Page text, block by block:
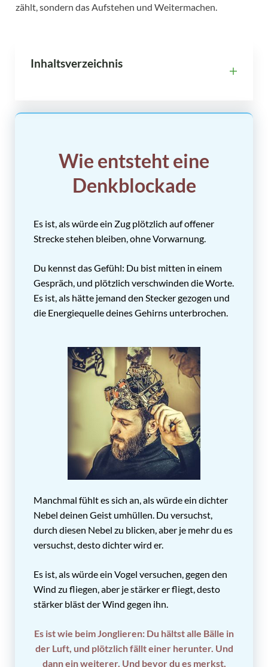
zählt, sondern das Aufstehen und Weitermachen.
Inhaltsverzeichnis
Wie entsteht eine
Denkblockade
Es ist, als würde ein Zug plötzlich auf offener
Strecke stehen bleiben, ohne Vorwarnung.
Du kennst das Gefühl: Du bist mitten in einem
Gespräch, und plötzlich verschwinden die Worte.
Es ist, als hätte jemand den Stecker gezogen und
die Energiequelle deines Gehirns unterbrochen.
Manchmal fühlt es sich an, als würde ein dichter
Nebel deinen Geist umhüllen. Du versuchst,
durch diesen Nebel zu blicken, aber je mehr du es
versuchst, desto dichter wird er.
Es ist, als würde ein Vogel versuchen, gegen den
Wind zu fliegen, aber je stärker er fliegt, desto
stärker bläst der Wind gegen ihn.
Es ist wie beim Jonglieren: Du hältst alle Bälle in
der Luft, und plötzlich fällt einer herunter. Und
dann ein weiterer. Und bevor du es merkst,